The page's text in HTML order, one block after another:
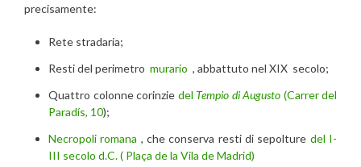
precisamente:
Rete stradaria;
Resti del perimetro murario , abbattuto nel XIX secolo;
Quattro colonne corinzie del Tempio di Augusto (Carrer del
Paradís, 10);
Necropoli romana , che conserva resti di sepolture del I-
III secolo d.C. ( Plaça de la Vila de Madrid)